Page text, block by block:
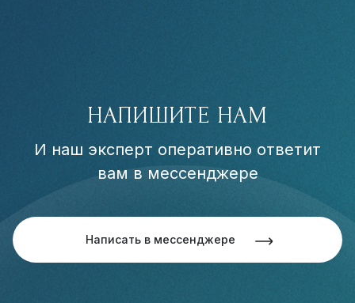
НАПИШИТЕ НАМ
И наш эксперт оперативно ответит
вам в мессенджере
Написать в мессенджере